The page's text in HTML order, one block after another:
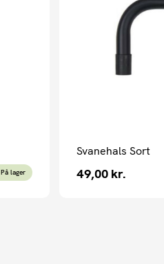
På lager
Svanehals Sort
49,00 kr.